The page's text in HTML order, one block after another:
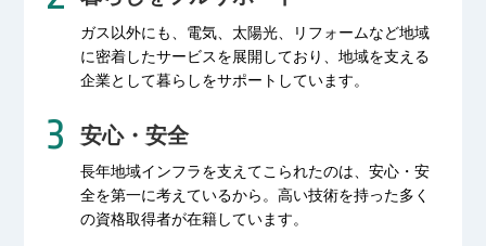
ガス以外にも、電気、太陽光、リフォームなど地域
に密着したサービスを展開しており、地域を支える
企業として暮らしをサポートしています。
安心・安全
長年地域インフラを支えてこられたのは、安心・安
全を第一に考えているから。高い技術を持った多く
の資格取得者が在籍しています。